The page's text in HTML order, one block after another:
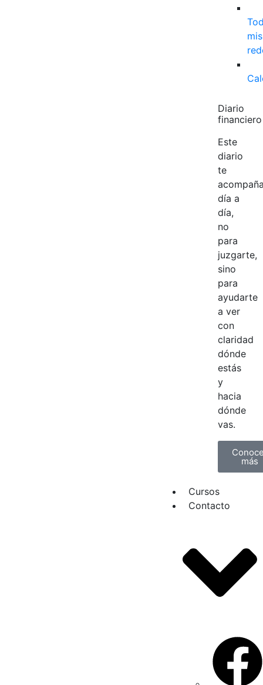
mis
Diario
financiero
Este
diario
te
día a
día,
no
para
juzgarte,
sino
para
ayudarte
a ver
con
claridad
dónde
estás
y
hacia
dónde
vas.
más
Cursos
Contacto